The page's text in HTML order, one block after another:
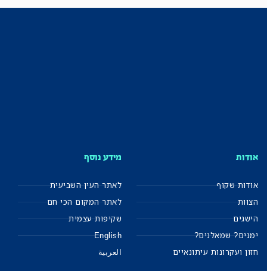
אודות
אודות שקוף
הצוות
הישגים
ימנים? שמאלנים?
חזון ועקרונות עיתונאיים
מידע נוסף
לאתר העין השביעית
לאתר המקום הכי חם
שקיפות עצמית
English
العربية